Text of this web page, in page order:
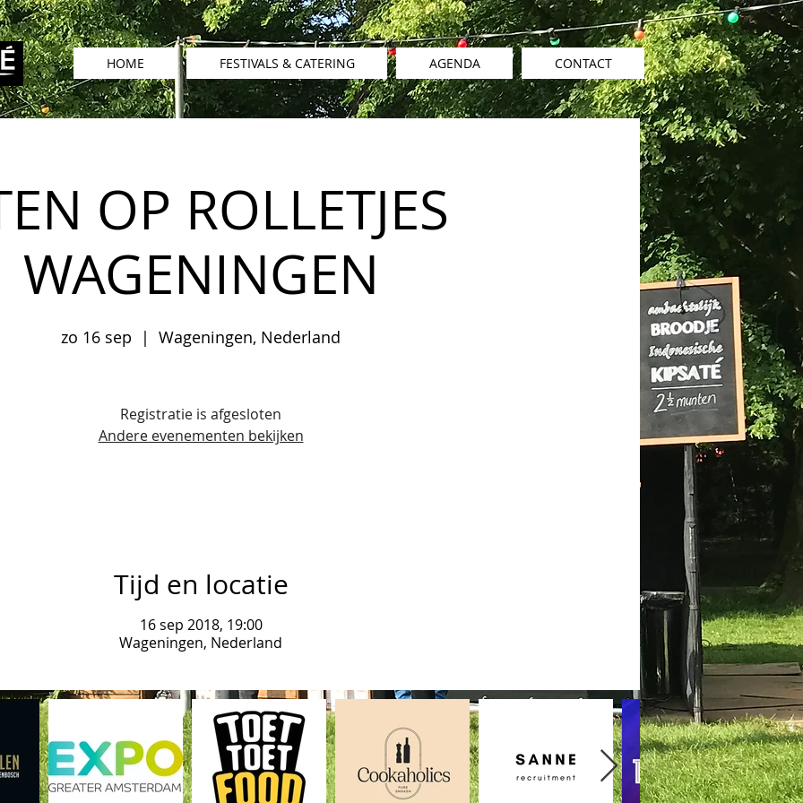
HOME FESTIVALS & CATERING AGENDA CONTACT
OP ROLLETJES
WAGENINGEN
zo 16 sep
  |
Wageningen, Nederland
Registratie is afgesloten
Andere evenementen bekijken
Tijd en locatie
16 sep 2018, 19:00
Wageningen, Nederland